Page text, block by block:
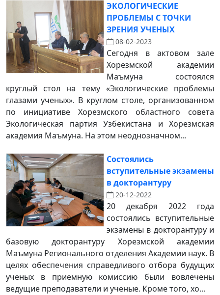
ЭКОЛОГИЧЕСКИЕ
ПРОБЛЕМЫ С ТОЧКИ
ЗРЕНИЯ УЧЕНЫХ
08-02-2023
Сегодня в актовом зале
Хорезмской академии
Маъмуна состоялся
круглый стол на тему «Экологические проблемы
глазами ученых». В круглом столе, организованном
по инициативе Хорезмского областного совета
Экологическая партия Узбекистана и Хорезмская
академия Маъмуна. На этом неоднозначном...
Состоялись
вступительные экзамены
в докторантуру
20-12-2022
20 декабря 2022 года
состоялись вступительные
экзамены в докторантуру и
базовую докторантуру Хорезмской академии
Маъмуна Регионального отделения Академии наук. В
целях обеспечения справедливого отбора будущих
ученых в приемную комиссию были вовлечены
ведущие преподаватели и ученые. Кроме того, хо...